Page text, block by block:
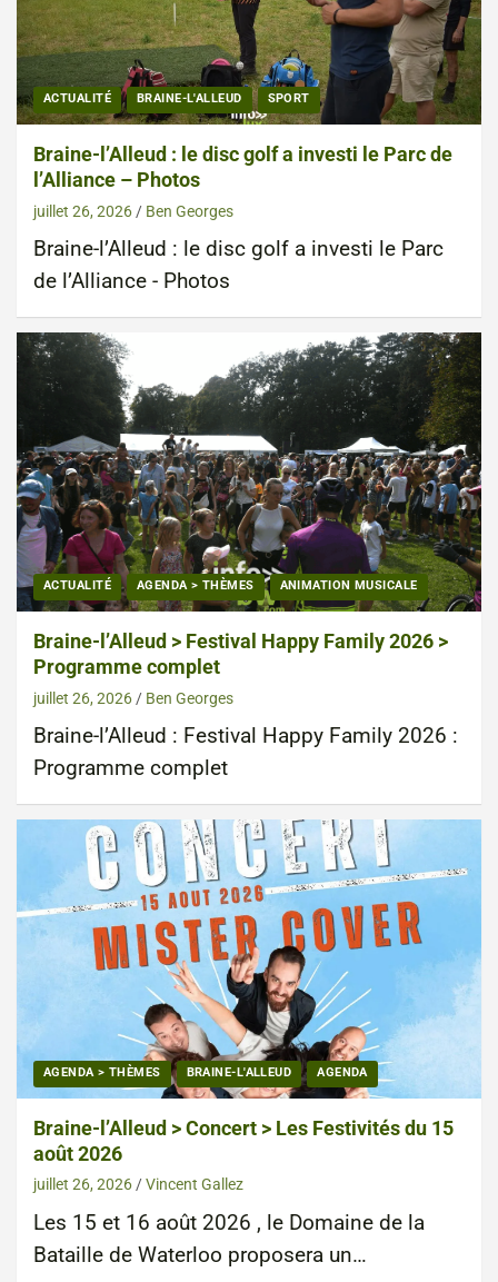
ACTUALITÉ BRAINE-L'ALLEUD SPORT
Braine-l’Alleud : le disc golf a investi le Parc de
l’Alliance – Photos
juillet 26, 2026 Ben Georges
Braine-l’Alleud : le disc golf a investi le Parc
de l’Alliance - Photos
ACTUALITÉ AGENDA > THÈMES ANIMATION MUSICALE
Braine-l’Alleud > Festival Happy Family 2026 >
Programme complet
juillet 26, 2026 Ben Georges
Braine-l’Alleud : Festival Happy Family 2026 :
Programme complet
AGENDA > THÈMES BRAINE-L'ALLEUD AGENDA
Braine-l’Alleud > Concert > Les Festivités du 15
août 2026
juillet 26, 2026 Vincent Gallez
Les 15 et 16 août 2026 , le Domaine de la
Bataille de Waterloo proposera un…